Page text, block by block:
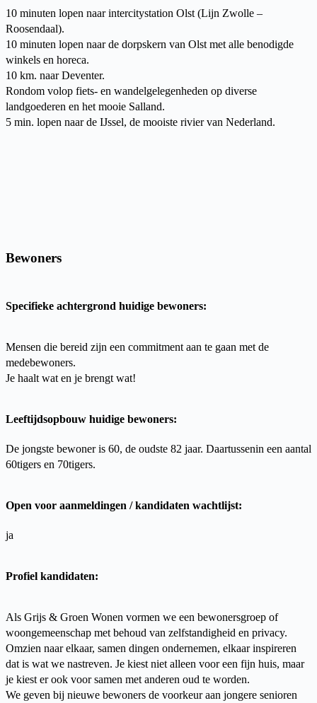
10 minuten lopen naar intercitystation Olst (Lijn Zwolle –
Roosendaal).
10 minuten lopen naar de dorpskern van Olst met alle benodigde
winkels en horeca.
10 km. naar Deventer.
Rondom volop fiets- en wandelgelegenheden op diverse
landgoederen en het mooie Salland.
5 min. lopen naar de IJssel, de mooiste rivier van Nederland.
Bewoners
Specifieke achtergrond huidige bewoners:
Mensen die bereid zijn een commitment aan te gaan met de
medebewoners.
Je haalt wat en je brengt wat!
Leeftijdsopbouw huidige bewoners:
De jongste bewoner is 60, de oudste 82 jaar. Daartussenin een aantal
60tigers en 70tigers.
Open voor aanmeldingen / kandidaten wachtlijst:
ja
Profiel kandidaten:
Als Grijs & Groen Wonen vormen we een bewonersgroep of
woongemeenschap met behoud van zelfstandigheid en privacy.
Omzien naar elkaar, samen dingen ondernemen, elkaar inspireren
dat is wat we nastreven. Je kiest niet alleen voor een fijn huis, maar
je kiest er ook voor samen met anderen oud te worden.
We geven bij nieuwe bewoners de voorkeur aan jongere senioren